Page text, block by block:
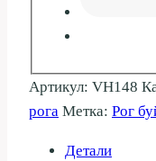
Артикул: VH148
рога Метка: Рог
Детали